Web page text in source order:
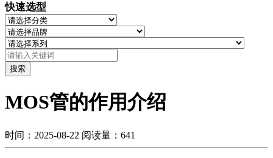
快速选型
搜索
MOS管的作用介绍
时间：2025-08-22 阅读量：641